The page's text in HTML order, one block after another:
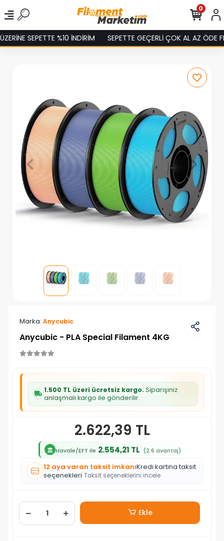
SEPETTE %10 İNDİRİM SEPETTE GEÇERLİ ÇOK AL AZ ÖDE
0
Marka: Anycubic
Anycubic - PLA Special Filament 4KG
1.500 TL üzeri ücretsiz kargo. Siparişiniz
anlaşmalı kargo ile gönderilir.
2.622,39 TL
Havale/EFT ile 2.554,21 TL (2.6 avantaj)
12 aya varan taksit imkanıKredi kartına taksit
seçenekleri Taksit seçeneklerini incele
Ekle